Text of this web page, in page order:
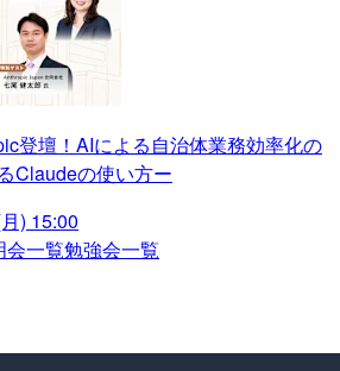
登壇！AIによる自治体業務効率化の
Claudeの使い方ー
) 15:00
会一覧勉強会一覧